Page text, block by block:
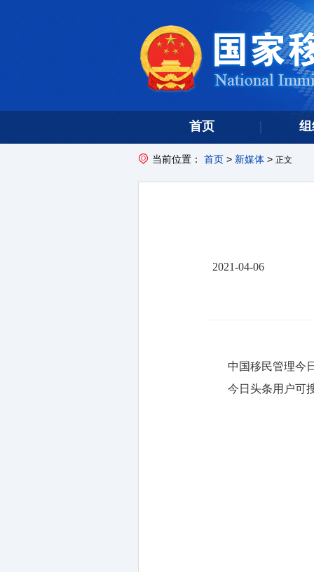
首页
当前位置： 首页> 新媒体> 正文
2021-04-06
中国移民管理今
今日头条用户可